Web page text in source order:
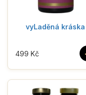
vyLaděná kráska
499 Kč